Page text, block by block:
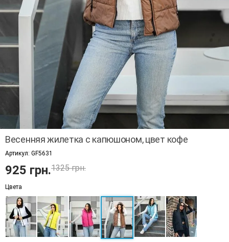
Весенняя жилетка с капюшоном, цвет кофе
Артикул: GF5631
925 грн.1325 грн.
Цвета